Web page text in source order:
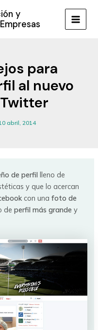
y
MAIN
para
al nuevo
abril, 2014
de perfil lleno de
y que lo acercan
con unafoto de
deperfil más grande y